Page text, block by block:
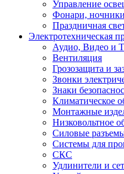
Управление
Фонари,
Праздничная
Электротехническая
Аудио, Видео и
Вентиляция
Грозозащита и
Звонки
Знаки
Климатическое
Монтажные
Низковольтное
Силовые
Системы для
СКС
Удлинители и